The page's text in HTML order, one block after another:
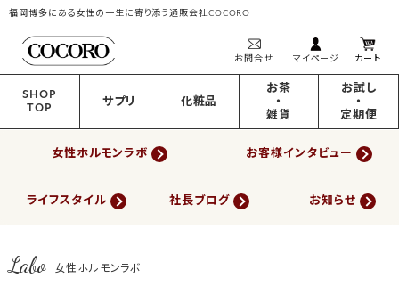
福岡博多にある女性の一生に寄り添う通販会社COCORO
お問合せ マイページ カート
SHOP
TOP
サプリ 化粧品
お茶
・
雑貨
お試し
・
定期便
女性ホルモンラボ お客様インタビュー
ライフスタイル 社長ブログ お知らせ
Labo 女性ホルモンラボ